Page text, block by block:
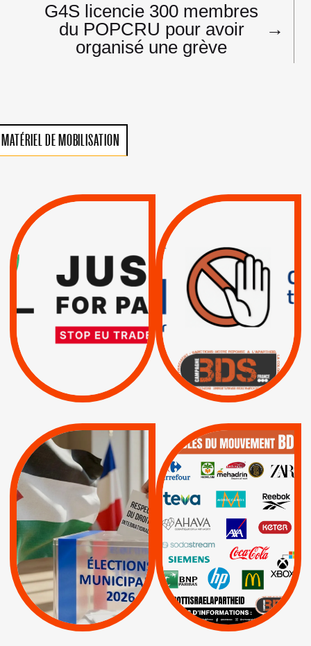
G4S licencie 300 membres
du POPCRU pour avoir
organisé une grève
→
MATÉRIEL DE MOBILISATION
VIOLATIONS DES
SUSPENSION
TOTALE DE
L’ACCORD
D’ASSOCIATION UE-
ISRAËL
| Actus Pétitions
RESPECT DU DROIT
INTERNATIONAL ?
TRUMP, MACRON :
MÊME COMBAT
| Actus |
| Boycott militaire |
Lettres d'interpellation
MUNICIPALES 2026 :
JE VOTE POUR LE
RESPECT DU DROIT
INTERNATIONAL EN
PALESTINE
APPELS | Actus |
Espaces Sans
Apartheid
| Lettres d'interpellation
Pétitions
QUE BOYCOTTER ?
BOYCOTT /
AXA BNP | CAF |
Carrefour | HP |
Keter |
Livres et brochures |
Mehadrin | PUMA
Sodastream |
Visuels, tracts,
affiches,...